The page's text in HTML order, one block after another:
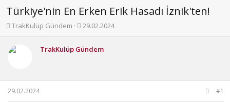
Türkiye'nin En Erken Erik Hasadı İznik'ten!
K
b
u
b
TrakKulüp Gündem
B
l
g
29.02.2024
TrakKulüp Gündem
29.02.2024 #1